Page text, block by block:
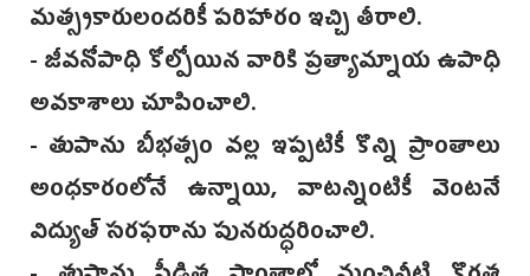
మత్స్యకారులందరికీ పరిహారం ఇచ్చి తీరాలి.
- జీవనోపాధి కోల్పోయిన వారికి ప్రత్యామ్నాయ ఉపాధి
అవకాశాలు చూపించాలి.
- తుపాను బీభత్సం వల్ల ఇప్పటికీ కొన్ని ప్రాంతాలు
అంధకారంలోనే ఉన్నాయి, వాటన్నింటికీ వెంటనే
విద్యుత్ సరఫరాను పునరుద్ధరించాలి.